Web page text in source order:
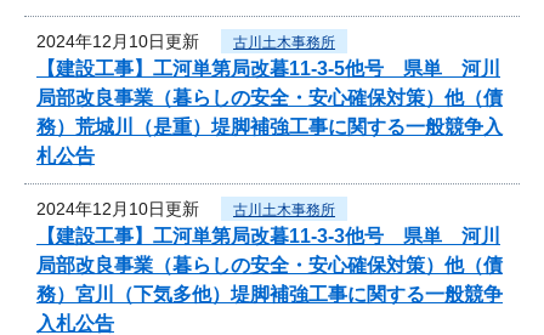
2024年12月10日更新 古川土木事務所
【建設工事】工河単第局改暮11-3-5他号 県単 河川
局部改良事業（暮らしの安全・安心確保対策）他（債
務）荒城川（是重）堤脚補強工事に関する一般競争入
札公告
2024年12月10日更新 古川土木事務所
【建設工事】工河単第局改暮11-3-3他号 県単 河川
局部改良事業（暮らしの安全・安心確保対策）他（債
務）宮川（下気多他）堤脚補強工事に関する一般競争
入札公告